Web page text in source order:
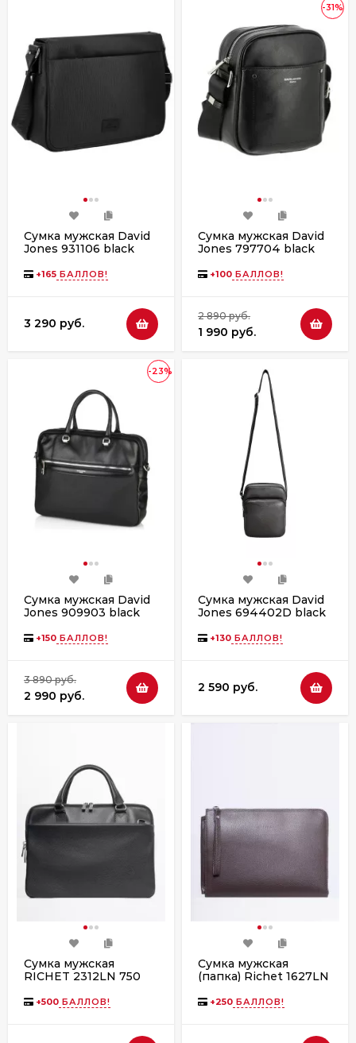
Сумка мужская David
Jones 931106 black
+165 БАЛЛОВ!
3 290 руб.
-31%
Сумка мужская David
Jones 797704 black
+100 БАЛЛОВ!
2 890 руб.
1 990 руб.
-23%
Сумка мужская David
Jones 909903 black
+150 БАЛЛОВ!
3 890 руб.
2 990 руб.
Сумка мужская David
Jones 694402D black
+130 БАЛЛОВ!
2 590 руб.
Сумка мужская
RICHET 2312LN 750
+500 БАЛЛОВ!
Сумка мужская
(папка) Richet 1627LN
+250 БАЛЛОВ!